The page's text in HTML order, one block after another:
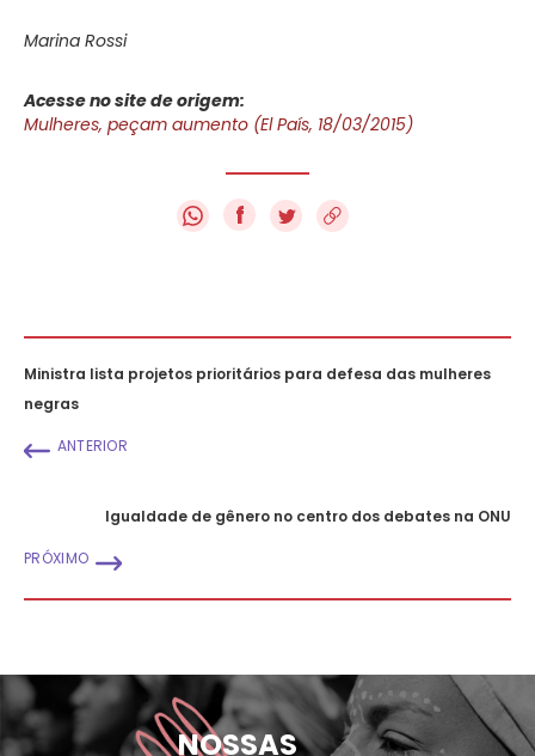
Marina Rossi
Acesse no site de origem:
Mulheres, peçam aumento (El País, 18/03/2015)
f
Ministra lista projetos prioritários para defesa das mulheres
negras
ANTERIOR
Igualdade de gênero no centro dos debates na ONU
PRÓXIMO
NOSSAS